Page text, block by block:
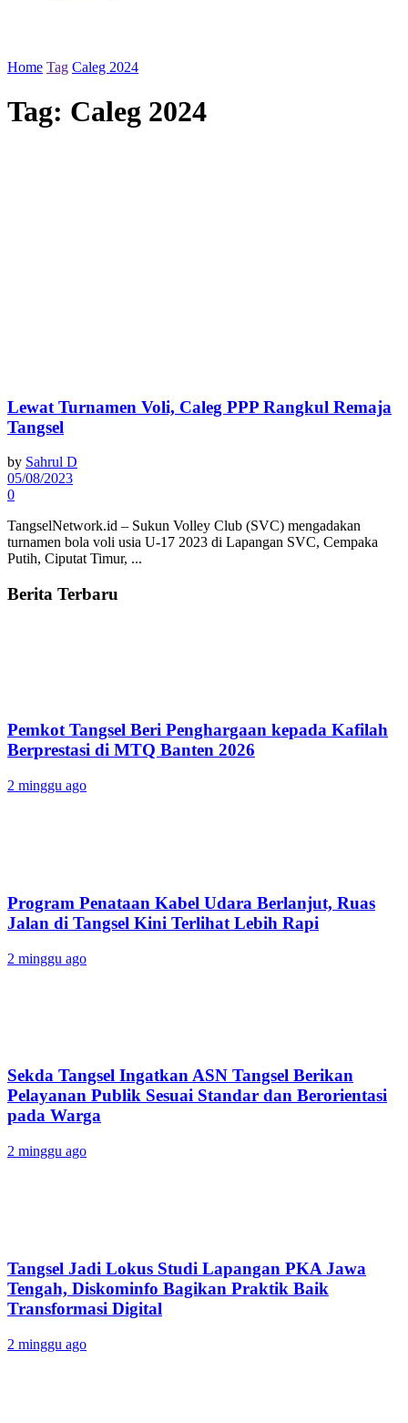
Home Tag Caleg 2024
Tag: Caleg 2024
Lewat Turnamen Voli, Caleg PPP Rangkul Remaja
Tangsel
by Sahrul D
05/08/2023
0
TangselNetwork.id – Sukun Volley Club (SVC) mengadakan
turnamen bola voli usia U-17 2023 di Lapangan SVC, Cempaka
Putih, Ciputat Timur, ...
Berita Terbaru
Pemkot Tangsel Beri Penghargaan kepada Kafilah
Berprestasi di MTQ Banten 2026
2 minggu ago
Program Penataan Kabel Udara Berlanjut, Ruas
Jalan di Tangsel Kini Terlihat Lebih Rapi
2 minggu ago
Sekda Tangsel Ingatkan ASN Tangsel Berikan
Pelayanan Publik Sesuai Standar dan Berorientasi
pada Warga
2 minggu ago
Tangsel Jadi Lokus Studi Lapangan PKA Jawa
Tengah, Diskominfo Bagikan Praktik Baik
Transformasi Digital
2 minggu ago